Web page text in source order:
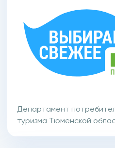
Департамент
туризма Тюменской